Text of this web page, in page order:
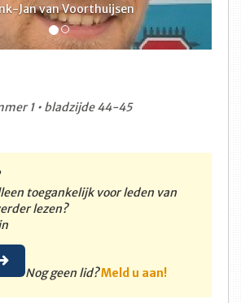
Jan van Voorthuijsen
1 • bladzijde 44-45
toegankelijk voor leden van
lezen?
Nog geen lid?Meld u aan!